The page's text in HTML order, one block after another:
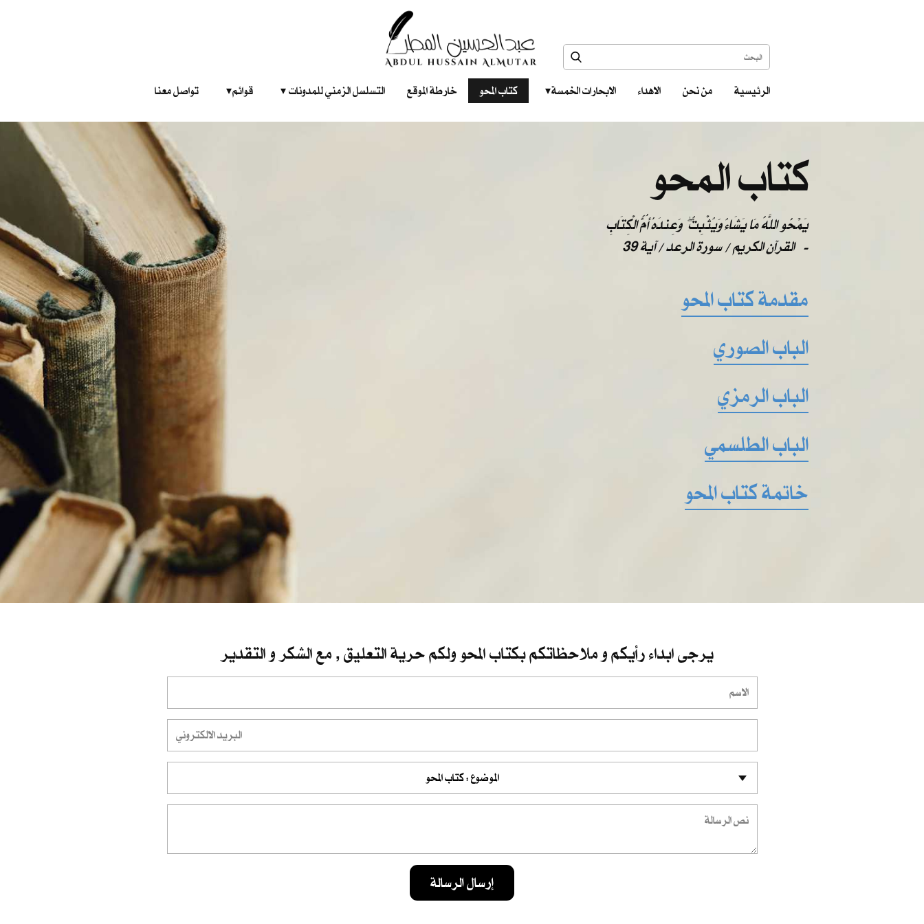
الرئيسية من نحن الاهداء الابحارات الخمسة ‎ ‎ ‎ كتاب المحو خارطة الموقع التسلسل الزمني للمدونات‎ ‎ ‎ ‎ ‎ قوائم‎ ‎ ‎ ‎ تواصل معنا
كتاب المحو
يَمْحُو اللَّهُ مَا يَشَاءُ وَيُثْبِتُ ۖ وَعِندَهُ أُمُّ الْكِتَابِ
القرآن الكريم / سورة الرعد / آية 39 -
مقدمة كتاب المحو
الباب الصوري
الباب الرمزي
الباب الطلسمي
خاتمة كتاب المحو
يرجى ابداء رأيكم و ملاحظاتكم بكتاب المحو ولكم حرية التعليق , مع الشكر و التقدير
إرسال الرسالة